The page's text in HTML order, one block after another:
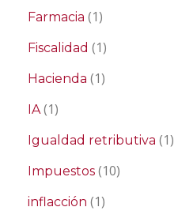
Farmacia (1)
Fiscalidad (1)
Hacienda (1)
IA(1)
Igualdad retributiva (1)
Impuestos (10)
inflacción (1)